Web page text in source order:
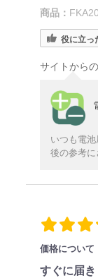
商品：
役に立っ
サイトから
いつも電
後の参考
価格について
すぐに届き